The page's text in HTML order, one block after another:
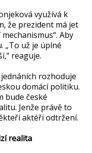
využívá k
že prezident má jet
Aby
„To už je úplné
reaguje.
rozhoduje
domácí politiku.
bude české
Jenže právě to
aktéři odtržení.
realita